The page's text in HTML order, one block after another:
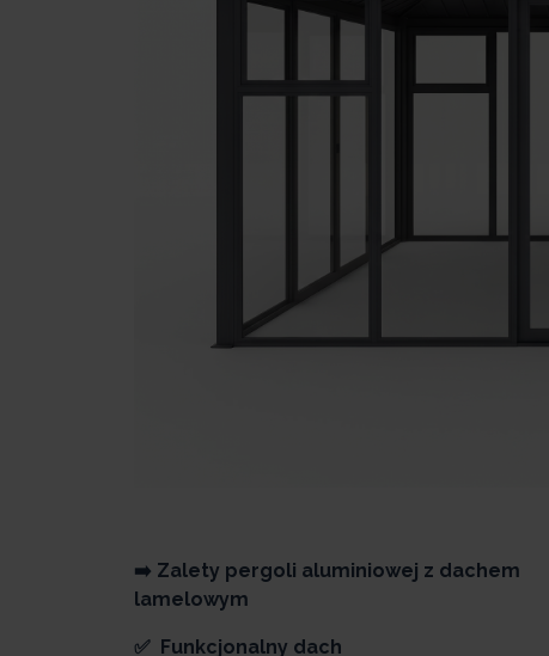
➡️ Zalety pergoli aluminiowej z dachem
lamelowym
✅ Funkcjonalny dach